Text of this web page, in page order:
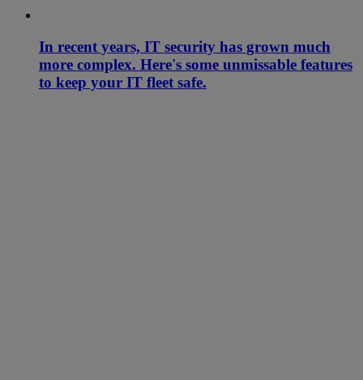
In recent years, IT security has grown much
more complex. Here's some unmissable features
to keep your IT fleet safe.